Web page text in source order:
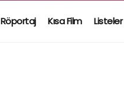
Röportaj Kısa Film Listeler